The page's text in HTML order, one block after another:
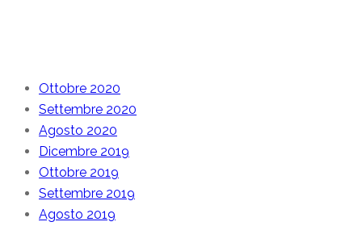
Ottobre 2020
Settembre 2020
Agosto 2020
Dicembre 2019
Ottobre 2019
Settembre 2019
Agosto 2019